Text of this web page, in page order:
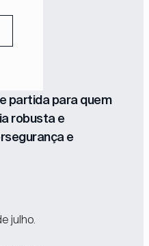
partida para quem
robusta e
e
julho.